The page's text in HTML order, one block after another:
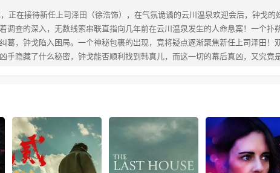
正在接待新任上司泽田（徐浩饰），在气氛诡谲的云川温泉欢迎会后，钟戈
调查的深入，无数线索串联直指向几年前在云川温泉发生的人命悬案！一个
葛，钟戈陷入困局。一个神秘包裹的出现，竟将疑点逐渐聚焦新任上司泽田
手隐藏了什么秘密，钟戈能否顺利找到韩真儿，而这一切的幕后真凶，又究